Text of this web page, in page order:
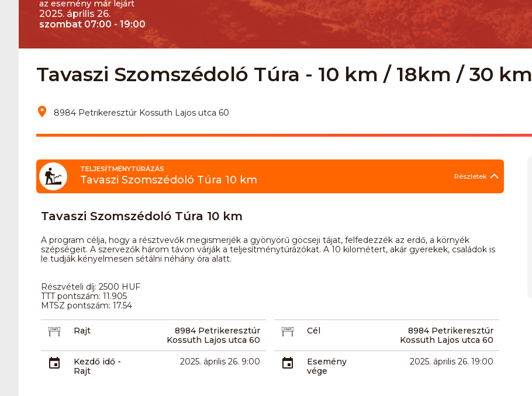
az esemény már lejárt
2025. április 26.
szombat 07:00 - 19:00
Tavaszi Szomszédoló Túra - 10 km / 18km / 30 km
8984 Petrikeresztúr Kossuth Lajos utca 60
TELJESÍTMÉNYTÚRÁZÁS
Tavaszi Szomszédoló Túra 10 km Részletek
Tavaszi Szomszédoló Túra 10 km
A program célja, hogy a résztvevők megismerjék a gyönyörű göcseji tájat, felfedezzék az erdő, a környék
szépségeit. A szervezők három távon várják a teljesítménytúrázókat. A 10 kilométert, akár gyerekek, családok is
le tudják kényelmesen sétálni néhány óra alatt.
Részvételi díj: 2500 HUF
TTT pontszám: 11.905
MTSZ pontszám: 17.54
Rajt
8984 Petrikeresztúr
Kossuth Lajos utca 60
Cél
8984 Petrikeresztúr
Kossuth Lajos utca 60
Kezdő idő -
Rajt
2025. április 26. 9:00
Esemény
vége
2025. április 26. 19:00